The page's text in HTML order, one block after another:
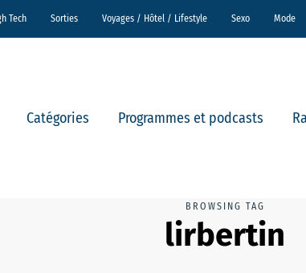
Tech Sorties Voyages / Hôtel / Lifestyle Sexo Mode
Catégories Programmes et podcasts
BROWSING TAG
lirbertin